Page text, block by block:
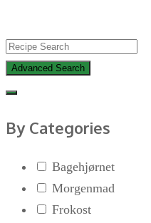
Advanced Search
By Categories
Bagehjørnet
Morgenmad
Frokost